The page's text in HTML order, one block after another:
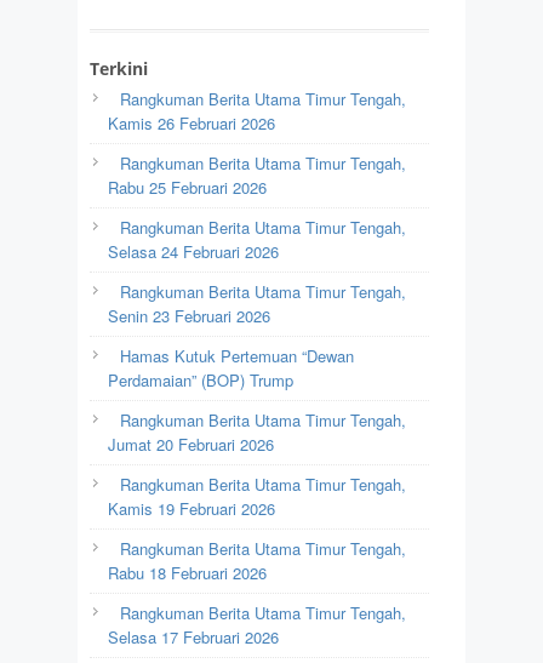
Terkini
Rangkuman Berita Utama Timur Tengah,
Kamis 26 Februari 2026
Rangkuman Berita Utama Timur Tengah,
Rabu 25 Februari 2026
Rangkuman Berita Utama Timur Tengah,
Selasa 24 Februari 2026
Rangkuman Berita Utama Timur Tengah,
Senin 23 Februari 2026
Hamas Kutuk Pertemuan “Dewan
Perdamaian” (BOP) Trump
Rangkuman Berita Utama Timur Tengah,
Jumat 20 Februari 2026
Rangkuman Berita Utama Timur Tengah,
Kamis 19 Februari 2026
Rangkuman Berita Utama Timur Tengah,
Rabu 18 Februari 2026
Rangkuman Berita Utama Timur Tengah,
Selasa 17 Februari 2026